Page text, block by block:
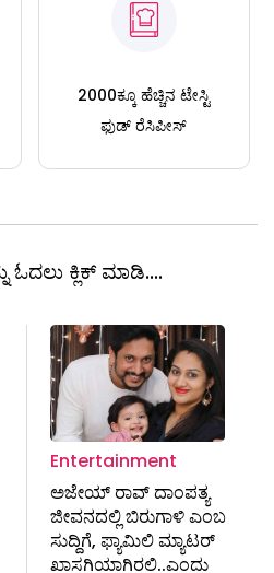
2000ಕ್ಕೂ ಹೆಚ್ಚಿನ ಟೇಸ್ಟಿ
ಫುಡ್ ರೆಸಿಪೀಸ್
ಓದಲು ಕ್ಲಿಕ್ ಮಾಡಿ....
Entertainment
ಅಜೇಯ್ ರಾವ್ ದಾಂಪತ್ಯ
ಜೀವನದಲ್ಲಿ ಬಿರುಗಾಳಿ ಎಂಬ
ಸುದ್ದಿಗೆ, ಫ್ಯಾಮಿಲಿ ಮ್ಯಾಟರ್
ಖಾಸಗಿಯಾಗಿರಲಿ..ಎಂದು